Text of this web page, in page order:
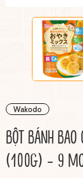
Wakodo
BỘT BÁNH
(100G) - 9